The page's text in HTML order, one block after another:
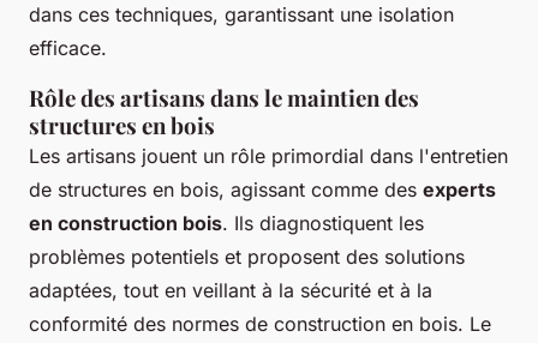
dans ces techniques, garantissant une isolation
efficace.
Rôle des artisans dans le maintien des
structures en bois
Les artisans jouent un rôle primordial dans l'entretien
de structures en bois, agissant comme des experts
en construction bois. Ils diagnostiquent les
problèmes potentiels et proposent des solutions
adaptées, tout en veillant à la sécurité et à la
conformité des normes de construction en bois. Le